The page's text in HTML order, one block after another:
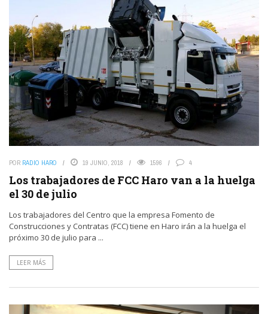
POR RADIO HARO 19 JUNIO, 2018 1596 4
Los trabajadores de FCC Haro van a la huelga
el 30 de julio
Los trabajadores del Centro que la empresa Fomento de
Construcciones y Contratas (FCC) tiene en Haro irán a la huelga el
próximo 30 de julio para ...
LEER MÁS